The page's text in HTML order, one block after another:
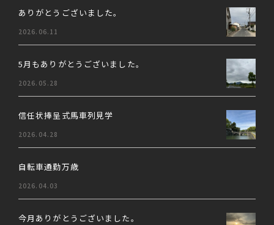
ありがとうございました。
2026.06.11
5月もありがとうございました。
2026.05.28
信任状捧呈式馬車列見学
2026.04.28
自転車通勤万歳
2026.04.03
今月ありがとうございました。